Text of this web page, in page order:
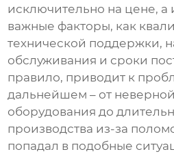
исключительно на цене, а
важные факторы, как
технической поддержки,
обслуживания и сроки
правило, приводит к
дальнейшем – от
оборудования до
производства из-за
попадал в подобные